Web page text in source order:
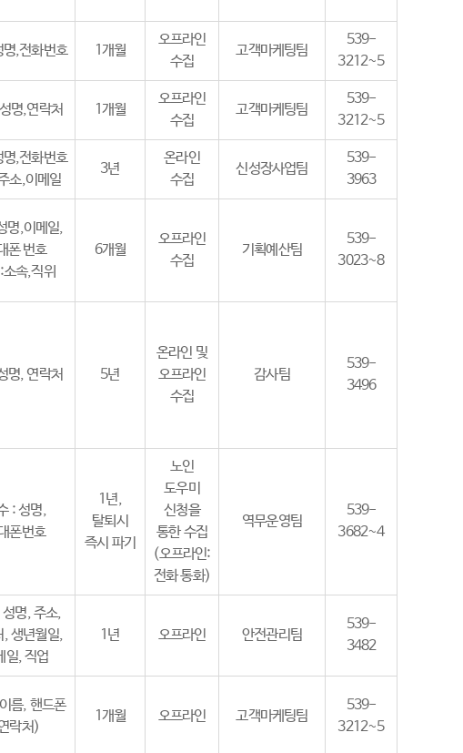
,전화번호 1개월
오프라인
수집
고객마케팅팀
539-
3212~5
명,연락처 1개월
오프라인
수집
고객마케팅팀
539-
3212~5
,전화번호
소,이메일
3년
온라인
수집
신성장사업팀
539-
3963
명,이메일,
폰 번호
속,직위
6개월
오프라인
수집
기획예산팀
539-
3023~8
명, 연락처 5년
온라인 및
오프라인
수집
감사팀
539-
3496
: 성명,
폰번호
1년,
탈퇴시
즉시 파기
노인
도우미
신청을
통한 수집
(오프라인:
전화 통화)
역무운영팀
539-
3682~4
명, 주소,
, 생년월일,
일, 직업
1년 오프라인 안전관리팀
539-
3482
름, 핸드폰
락처)
1개월 오프라인 고객마케팅팀
539-
3212~5